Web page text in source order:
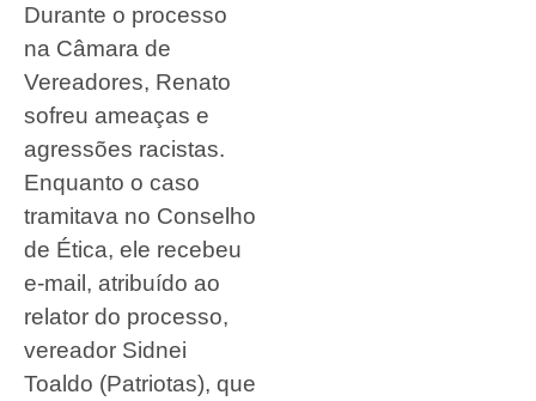
Durante o processo
na Câmara de
Vereadores, Renato
sofreu ameaças e
agressões racistas.
Enquanto o caso
tramitava no Conselho
de Ética, ele recebeu
e-mail, atribuído ao
relator do processo,
vereador Sidnei
Toaldo (Patriotas), que